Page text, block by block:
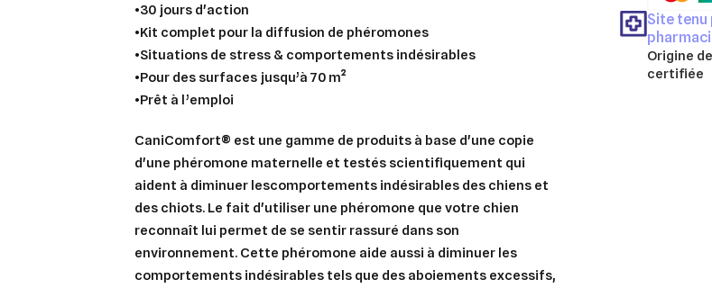
Site tenu
Origine
certifiée
•30 jours d'action
•Kit complet pour la diffusion de phéromones
•Situations de stress & comportements indésirables
•Pour des surfaces jusqu’à 70 m²
•Prêt à l’emploi
CaniComfort® est une gamme de produits à base d'une copie
d'une phéromone maternelle et testés scientifiquement qui
aident à diminuer lescomportements indésirables des chiens et
des chiots. Le fait d'utiliser une phéromone que votre chien
reconnaît lui permet de se sentir rassuré dans son
environnement. Cette phéromone aide aussi à diminuer les
comportements indésirables tels que des aboiements excessifs,